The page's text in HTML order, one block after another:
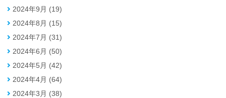
2024年9月 (19)
2024年8月 (15)
2024年7月 (31)
2024年6月 (50)
2024年5月 (42)
2024年4月 (64)
2024年3月 (38)